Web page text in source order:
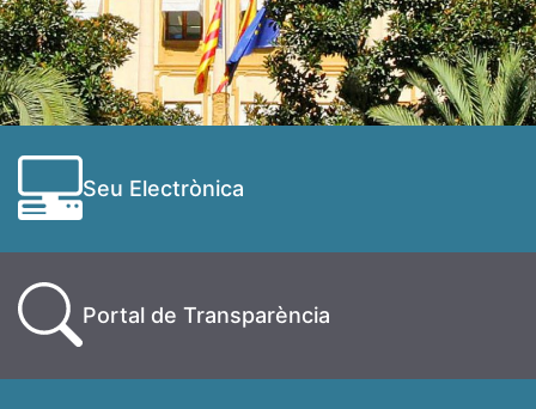
Seu Electrònica
Portal de Transparència